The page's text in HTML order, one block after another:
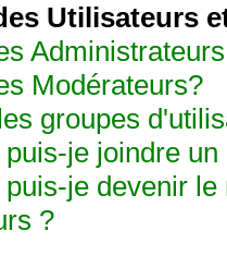
Utilisateurs
Modérateurs?
groupes
je joindre
je devenir
?